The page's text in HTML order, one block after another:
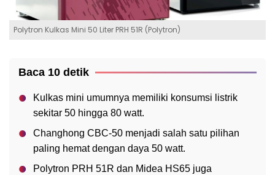
Polytron Kulkas Mini 50 Liter PRH 51R (Polytron)
Baca 10 detik
Kulkas mini umumnya memiliki konsumsi listrik
sekitar 50 hingga 80 watt.
Changhong CBC-50 menjadi salah satu pilihan
paling hemat dengan daya 50 watt.
Polytron PRH 51R dan Midea HS65 juga